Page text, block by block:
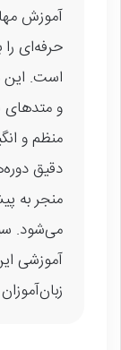
آموزش
حرفه‌ای را
است. این
و متدهای
منظم و
دقیق
منجر به
می‌شود.
آموزشی